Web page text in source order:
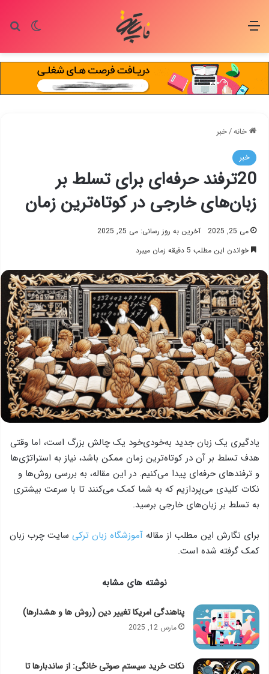
تغییر منو
خانه/خبر
خبر
20ترفند حرفه‌ای برای تسلط بر
زبان‌های خارجی در کوتاه‌ترین زمان
می 25, 2025
آخرین به روز رسانی: می 25, 2025
خواندن این مطلب 5 دقیقه زمان میبرد
یادگیری یک زبان جدید به‌خودی‌خود یک چالش بزرگ است، اما وقتی
هدف تسلط بر آن در کوتاه‌ترین زمان ممکن باشد، نیاز به استراتژی‌ها
و ترفندهای حرفه‌ای پیدا می‌کنیم. در این مقاله، به بررسی روش‌ها و
نکات کلیدی می‌پردازیم که به شما کمک می‌کنند تا با سرعت بیشتری
به تسلط بر زبان‌های خارجی برسید.
برای نگارش این مطلب از مقاله آموزشگاه زبان ترکی سایت چرب زبان
کمک گرفته شده است.
نوشته های مشابه
پناهندگی امریکا تغییر دین (روش ها و هشدارها)
مارس 12, 2025
نکات خرید سیستم‌ صوتی خانگی: از ساندبارها تا